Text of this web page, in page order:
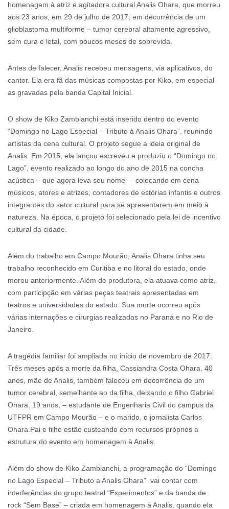
homenagem à atriz e agitadora cultural Analis Ohara, que morreu
aos 23 anos, em 29 de julho de 2017, em decorrência de um
glioblastoma multiforme – tumor cerebral altamente agressivo,
sem cura e letal, com poucos meses de sobrevida.
Antes de falecer, Analis recebeu mensagens, via aplicativos, do
cantor. Ela era fã das músicas compostas por Kiko, em especial
as gravadas pela banda Capital Inicial.
O show de Kiko Zambianchi está inserido dentro do evento
“Domingo no Lago Especial – Tributo à Analis Ohara”, reunindo
artistas da cena cultural. O projeto segue a ideia original de
Analis. Em 2015, ela lançou escreveu e produziu o “Domingo no
Lago”, evento realizado ao longo do ano de 2015 na concha
acústica – que agora leva seu nome – colocando em cena
músicos, atores e atrizes, contadores de estórias infantis e outros
integrantes do setor cultural para se apresentarem em meio à
natureza. Na época, o projeto foi selecionado pela lei de incentivo
cultural da cidade.
Além do trabalho em Campo Mourão, Analis Ohara tinha seu
trabalho reconhecido em Curitiba e no litoral do estado, onde
morou anteriormente. Além de produtora, ela atuava como atriz,
com participção em várias peças teatrais apresentadas em
teatros e universidades do estado. Sua morte ocorreu após
várias internações e cirurgias realizadas no Paraná e no Rio de
Janeiro.
A tragédia familiar foi ampliada no início de novembro de 2017.
Três meses após a morte da filha, Cassiandra Costa Ohara, 40
anos, mãe de Analis, também faleceu em decorrência de um
tumor cerebral, semelhante ao da filha, deixando o filho Gabriel
Ohara, 19 anos, – estudante de Engenharia Civil do campus da
UTFPR em Campo Mourão – e o marido, o jornalista Carlos
Ohara.Pai e filho estão custeando com recursos próprios a
estrutura do evento em homenagem à Analis.
Além do show de Kiko Zambianchi, a programação do “Domingo
no Lago Especial – Tributo a Analis Ohara” vai contar com
interferências do grupo teatral “Experimentos” e da banda de
rock “Sem Base” – criada em homenagem à Analis, quando ela